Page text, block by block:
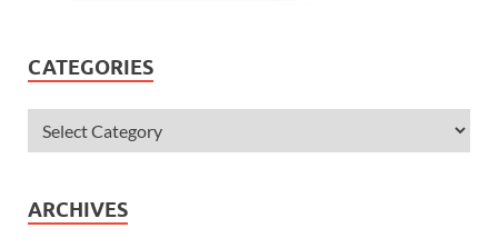
CATEGORIES
ARCHIVES